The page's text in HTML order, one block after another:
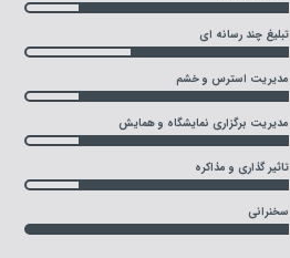
تبلیغ چند رسانه ای
مدیریت استرس و خشم
مدیریت برگزاری نمایشگاه و همایش
تاثیر گذاری و مذاکره
سخنرانی